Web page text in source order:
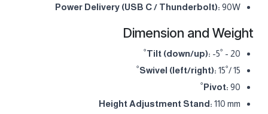
Power Delivery (USB C / Thunderbolt): 90W
Dimension and Weight
Tilt (down/up): -5˚ - 20˚
Swivel (left/right): 15˚/ 15˚
Pivot: 90˚
Height Adjustment Stand: 110 mm